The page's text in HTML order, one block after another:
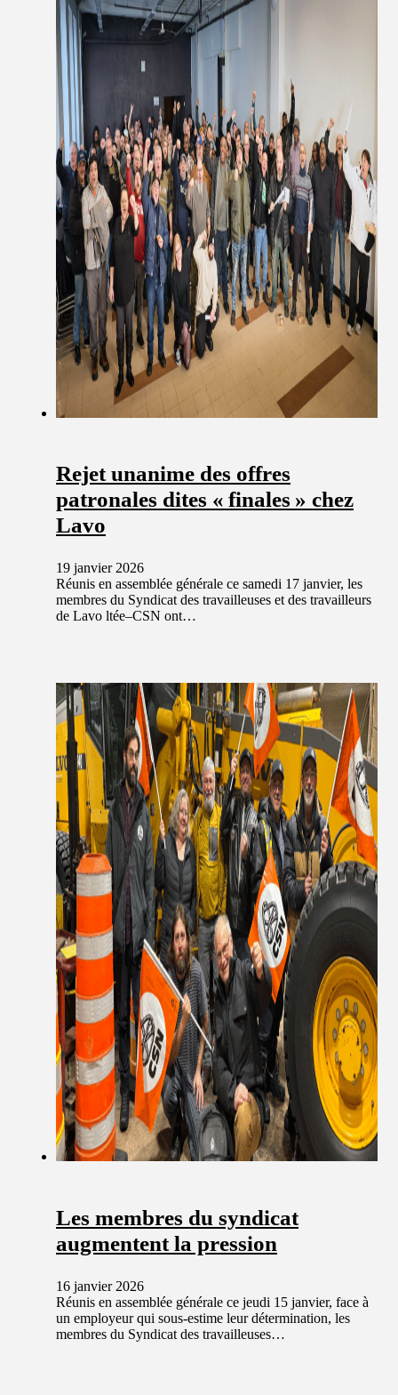
Rejet unanime des offres
patronales dites « finales » chez
Lavo
19 janvier 2026
Réunis en assemblée générale ce samedi 17 janvier, les
membres du Syndicat des travailleuses et des travailleurs
de Lavo ltée–CSN ont…
Les membres du syndicat
augmentent la pression
16 janvier 2026
Réunis en assemblée générale ce jeudi 15 janvier, face à
un employeur qui sous-estime leur détermination, les
membres du Syndicat des travailleuses…